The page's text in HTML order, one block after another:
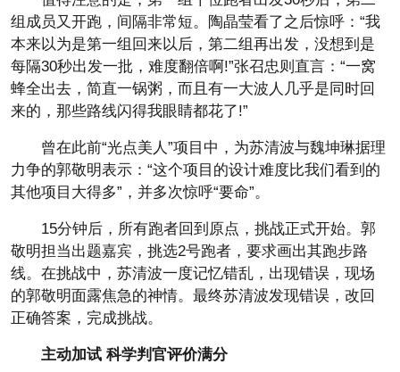
组成员又开跑，间隔非常短。陶晶莹看了之后惊呼：“我
本来以为是第一组回来以后，第二组再出发，没想到是
每隔30秒出发一批，难度翻倍啊!”张召忠则直言：“一窝
蜂全出去，简直一锅粥，而且有一大波人几乎是同时回
来的，那些路线闪得我眼睛都花了!”
曾在此前“光点美人”项目中，为苏清波与魏坤琳据理
力争的郭敬明表示：“这个项目的设计难度比我们看到的
其他项目大得多”，并多次惊呼“要命”。
15分钟后，所有跑者回到原点，挑战正式开始。郭
敬明担当出题嘉宾，挑选2号跑者，要求画出其跑步路
线。在挑战中，苏清波一度记忆错乱，出现错误，现场
的郭敬明面露焦急的神情。最终苏清波发现错误，改回
正确答案，完成挑战。
主动加试 科学判官评价满分